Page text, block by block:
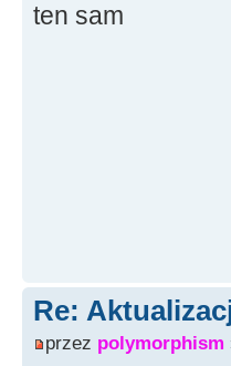
ten sam
Re:
przez polymorphism